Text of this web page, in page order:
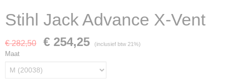
Stihl Jack Advance X-Vent
€ 282,50 € 254,25 (inclusief btw 21%)
Maat